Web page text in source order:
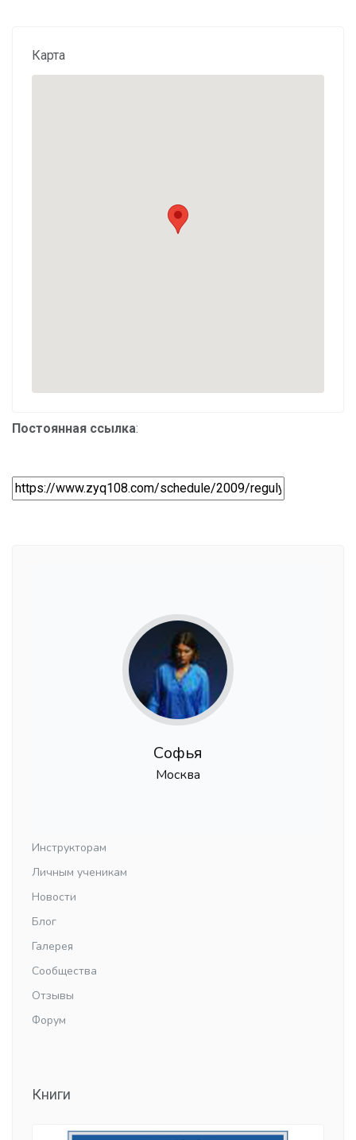
Карта
Постоянная ссылка:
Софья
Москва
Инструкторам
Личным ученикам
Новости
Блог
Галерея
Сообщества
Отзывы
Форум
Книги